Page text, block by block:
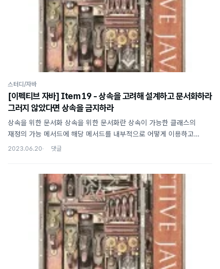
인터페이스의 목적에 맞지 않는 사용법이라고 할 수 있을 것 같다. 또한
상수를 편하게 사용하기 위해 클라이언트가 인터페이스를 구..
스터디/자바
[이펙티브 자바] Item 19 - 상속을 고려해 설계하고 문서화하라
그러지 않았다면 상속을 금지하라
상속을 위한 문서화 상속을 위한 문서화란 상속이 가능한 클래스의
재정의 가능 메서드에 해당 메서드를 내부적으로 어떻게 이용하고
있는지, 그래서 어떤 식으로 동작하도록 구현되어야 하는지 문서로
구현할 경우 의도치 않은 동작으로 이어질 수 있기 때문이다. 자바
API에서는 이러한 문서를 Implementation Requirements (코드에선
@ImplSpec)라는 항목으로 문서화하여 제공하고 있다. 아래는
AbstractCollection.remove() 메서드 일부이다. 이를 통해 Abstract
iterator()가 반환하는 Iterator의 remove() 동작을 임의..
2023.06.20